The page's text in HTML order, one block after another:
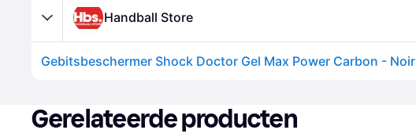
Handball Store
Gebitsbeschermer Shock Doctor Gel Max Power Carbon - Noir
Gerelateerde producten